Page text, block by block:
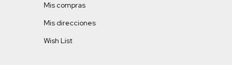
Mis compras
Mis direcciones
Wish List